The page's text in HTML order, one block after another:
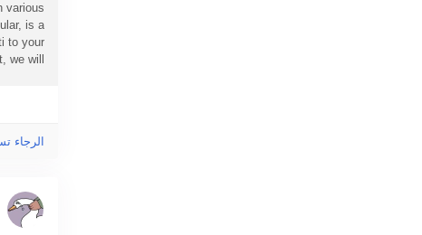
various
is a
to your
will...
الرجاء